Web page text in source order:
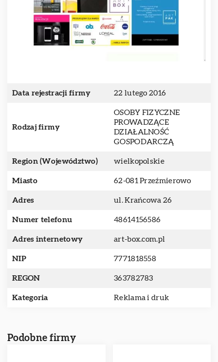
Data rejestracji firmy 22 lutego 2016
Rodzaj firmy
OSOBY FIZYCZNE
PROWADZĄCE
DZIAŁALNOŚĆ
GOSPODARCZĄ
Region (Województwo) wielkopolskie
Miasto 62-081 Przeźmierowo
Adres ul. Krańcowa 26
Numer telefonu 48614156586
Adres internetowy art-box.com.pl
NIP 7771818558
REGON 363782783
Kategoria Reklama i druk
Podobne firmy